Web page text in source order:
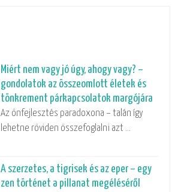
Miért nem vagy jó úgy, ahogy vagy? –
gondolatok az összeomlott életek és
tönkrement párkapcsolatok margójára
Az önfejlesztés paradoxona – talán így
lehetne röviden összefoglalni azt …
A szerzetes, a tigrisek és az eper – egy
zen történet a pillanat megéléséről